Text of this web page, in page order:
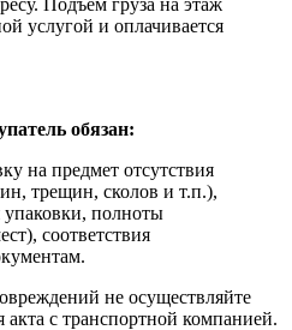
услугой и оплачивается
обязан:
на предмет отсутствия
трещин, сколов и т.п.),
упаковки, полноты
соответствия
не осуществляйте
акта с транспортной компанией.